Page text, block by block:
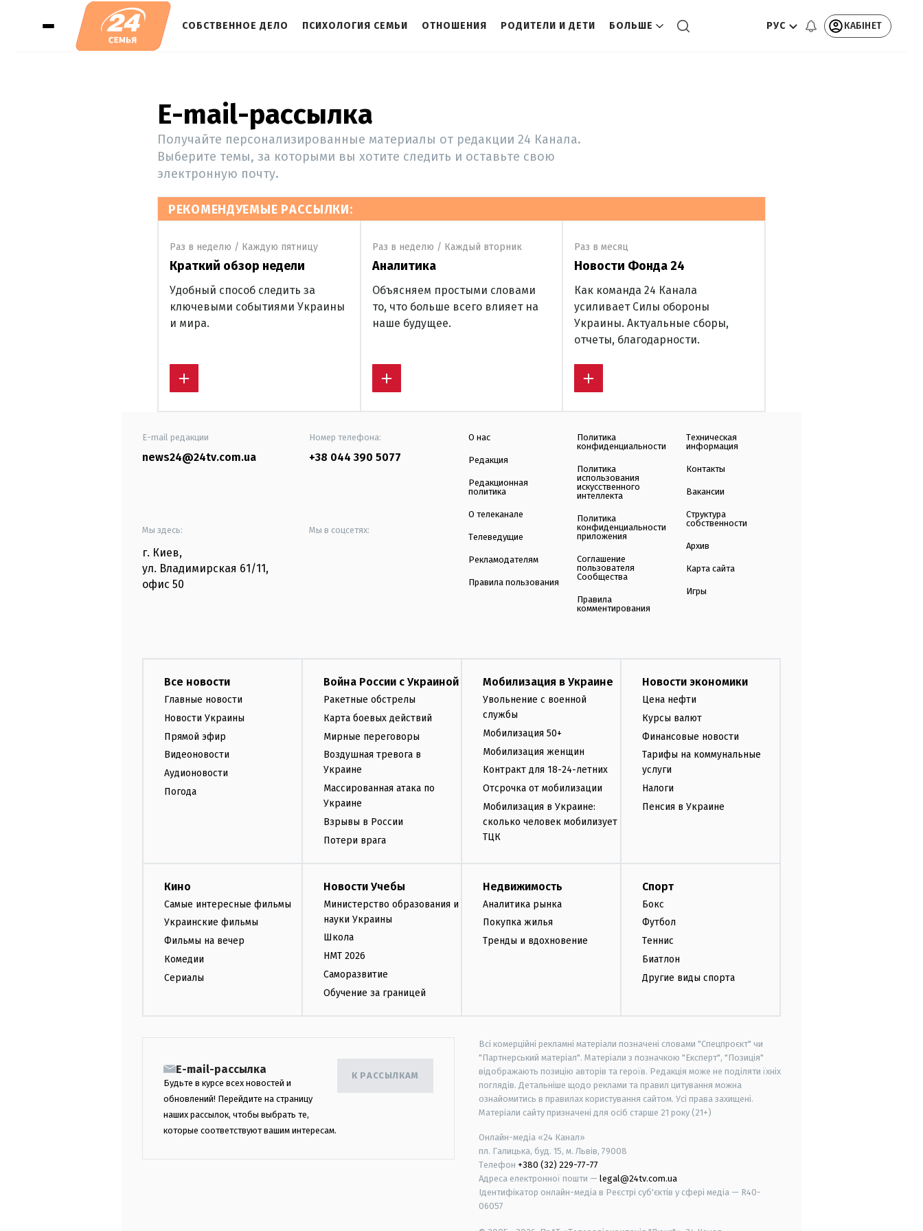
СОБСТВЕННОЕ ДЕЛО ПСИХОЛОГИЯ СЕМЬИ ОТНОШЕНИЯ РОДИТЕЛИ И ДЕТИ БОЛЬШЕ РУС КАБІНЕТ
E-mail-рассылка
Получайте персонализированные материалы от редакции 24 Канала.
Выберите темы, за которыми вы хотите следить и оставьте свою
электронную почту.
РЕКОМЕНДУЕМЫЕ РАССЫЛКИ:
Раз в неделю / Каждую пятницу
Краткий обзор недели
Удобный способ следить за
ключевыми событиями Украины
и мира.
Раз в неделю / Каждый вторник
Аналитика
Объясняем простыми словами
то, что больше всего влияет на
наше будущее.
Раз в месяц
Новости Фонда 24
Как команда 24 Канала
усиливает Силы обороны
Украины. Актуальные сборы,
отчеты, благодарности.
E-mail редакции
news24@24tv.com.ua
Номер телефона:
+38 044 390 5077
Мы здесь:
г. Киев,
ул. Владимирская 61/11,
офис 50
Мы в соцсетях:
О нас
Редакция
Редакционная
политика
О телеканале
Телеведущие
Рекламодателям
Правила пользования
Политика
конфиденциальности
Политика
использования
искусственного
интеллекта
Политика
конфиденциальности
приложения
Соглашение
пользователя
Сообщества
Правила
комментирования
Техническая
информация
Контакты
Вакансии
Структура
собственности
Архив
Карта сайта
Игры
Все новости
Главные новости
Новости Украины
Прямой эфир
Видеоновости
Аудионовости
Погода
Война России с Украиной
Ракетные обстрелы
Карта боевых действий
Мирные переговоры
Воздушная тревога в
Украине
Массированная атака по
Украине
Взрывы в России
Потери врага
Мобилизация в Украине
Увольнение с военной
службы
Мобилизация 50+
Мобилизация женщин
Контракт для 18-24-летних
Отсрочка от мобилизации
Мобилизация в Украине:
сколько человек мобилизует
ТЦК
Новости экономики
Цена нефти
Курсы валют
Финансовые новости
Тарифы на коммунальные
услуги
Налоги
Пенсия в Украине
Кино
Самые интересные фильмы
Украинские фильмы
Фильмы на вечер
Комедии
Сериалы
Новости Учебы
Министерство образования и
науки Украины
Школа
НМТ 2026
Саморазвитие
Обучение за границей
Недвижимость
Аналитика рынка
Покупка жилья
Тренды и вдохновение
Спорт
Бокс
Футбол
Теннис
Биатлон
Другие виды спорта
E-mail-рассылка
Будьте в курсе всех новостей и
обновлений! Перейдите на страницу
наших рассылок, чтобы выбрать те,
которые соответствуют вашим интересам.
К РАССЫЛКАМ
Всі комерційні рекламні матеріали позначені словами "Спецпроєкт" чи
"Партнерський матеріал". Матеріали з позначкою "Експерт", "Позиція"
відображають позицію авторів та героїв. Редакція може не поділяти їхніх
поглядів. Детальніше щодо реклами та правил цитування можна
ознайомитись в правилах користування сайтом. Усі права захищені.
Матеріали сайту призначені для осіб старше 21 року (21+)
Онлайн-медіа «24 Канал»
пл. Галицька, буд. 15, м. Львів, 79008
Телефон +380 (32) 229-77-77
Адреса електронної пошти — legal@24tv.com.ua
Ідентифікатор онлайн-медіа в Реєстрі суб'єктів у сфері медіа — R40-
06057